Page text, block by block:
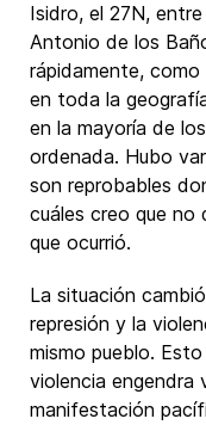
Isidro, el 27N,
Antonio de los
rápidamente,
en toda la
en la mayoría de
ordenada. Hubo
son reprobables
cuáles creo que no
que ocurrió.
La situación
represión y la
mismo pueblo.
violencia engendra
manifestación